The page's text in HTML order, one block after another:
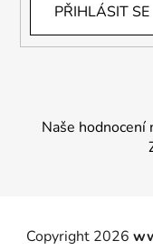
PŘIHLÁSIT SE
Naše hodnocení
Copyright 2026